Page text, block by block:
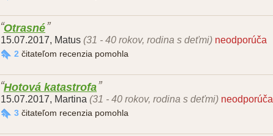
Otrasné
15.07.2017, Matus (31 - 40 rokov, rodina s deťmi) neodporúča
2 čitateľom recenzia pomohla
Hotová katastrofa
15.07.2017, Martina (31 - 40 rokov, rodina s deťmi) neodporúča
3 čitateľom recenzia pomohla